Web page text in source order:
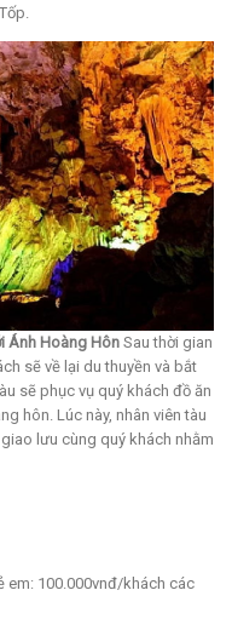
Ánh Hoàng Hôn Sau thời gian
sẽ về lại du thuyền và bắt
sẽ phục vụ quý khách đồ ăn
hôn. Lúc này, nhân viên tàu
lưu cùng quý khách nhằm
em: 100.000vnđ/khách các